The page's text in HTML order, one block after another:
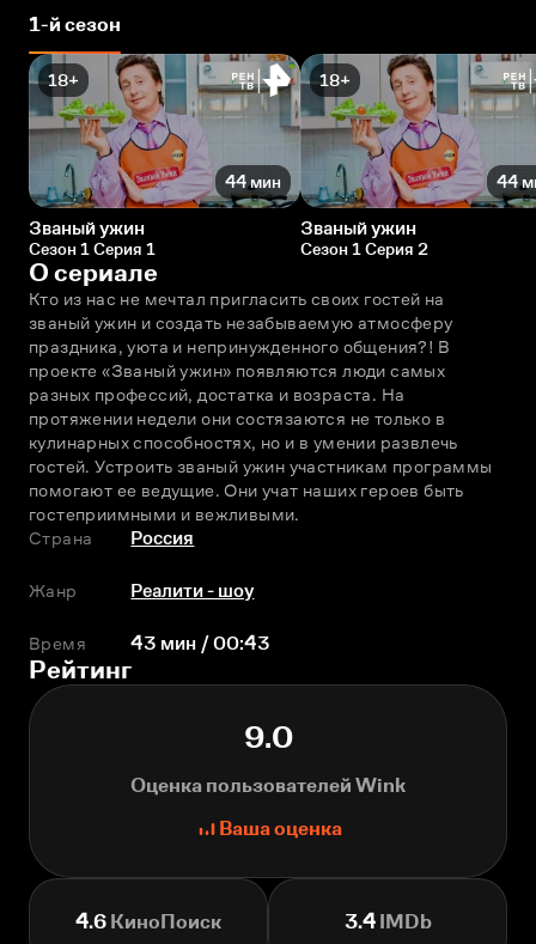
1-й сезон
18+
44 мин
Званый ужин
Сезон 1 Серия 1
18+
44
Званый ужин
Сезон 1 Серия 2
О сериале
Кто из нас не мечтал пригласить своих гостей на
званый ужин и создать незабываемую атмосферу
праздника, уюта и непринужденного общения?! В
проекте «Званый ужин» появляются люди самых
разных профессий, достатка и возраста. На
протяжении недели они состязаются не только в
кулинарных способностях, но и в умении развлечь
гостей. Устроить званый ужин участникам программы
помогают ее ведущие. Они учат наших героев быть
гостеприимными и вежливыми.
Страна
Россия
Жанр Реалити - шоу
Время 43 мин / 00:43
Рейтинг
9.0
Оценка пользователей Wink
Ваша оценка
4.6 КиноПоиск 3.4IMDb